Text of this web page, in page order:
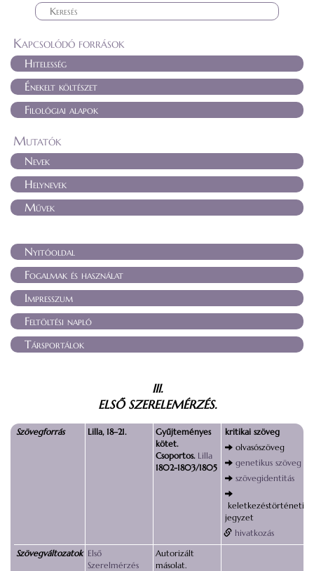
Kapcsolódó források
Hitelesség
Énekelt költészet
Filológiai alapok
Mutatók
Nevek
Helynevek
Művek
Nyitóoldal
Fogalmak és használat
Impresszum
Feltöltési napló
Társportálok
III.
ELSŐ SZERELEMÉRZÉS.
Szövegforrás Lilla, 18–21.
Gyűjteményes
kötet.
Csoportos. Lilla
1802-1803/1805
kritikai szöveg
olvasószöveg
genetikus szöveg
szövegidentitás
keletkezéstörténeti
jegyzet
hivatkozás
Szövegváltozatok Első
Szerelmérzés
Autorizált
másolat.